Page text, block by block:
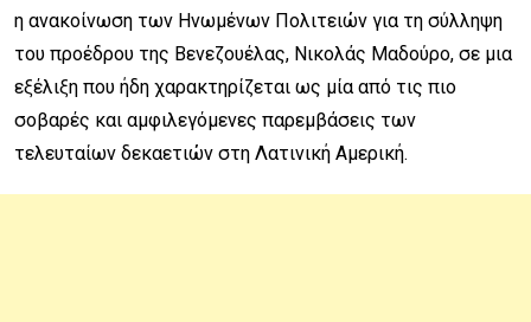
η ανακοίνωση των Ηνωμένων Πολιτειών για τη σύλληψη
του προέδρου της Βενεζουέλας, Νικολάς Μαδούρο, σε μια
εξέλιξη που ήδη χαρακτηρίζεται ως μία από τις πιο
σοβαρές και αμφιλεγόμενες παρεμβάσεις των
τελευταίων δεκαετιών στη Λατινική Αμερική.